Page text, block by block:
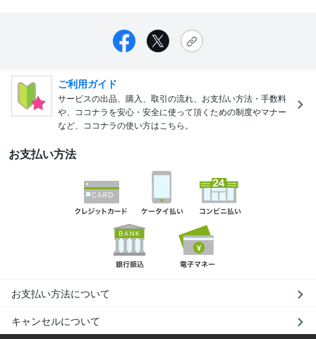
ご利用ガイド
サービスの出品、購入、取引の流れ、お支払い方法・手数料
や、ココナラを安心・安全に使って頂くための制度やマナー
など、ココナラの使い方はこちら。
お支払い方法
お支払い方法について
キャンセルについて